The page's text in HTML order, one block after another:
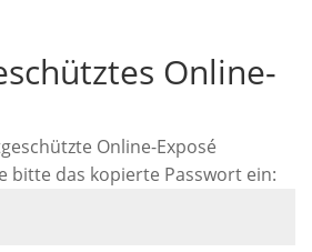
Online-
Online-Exposé
bitte das kopierte Passwort ein: